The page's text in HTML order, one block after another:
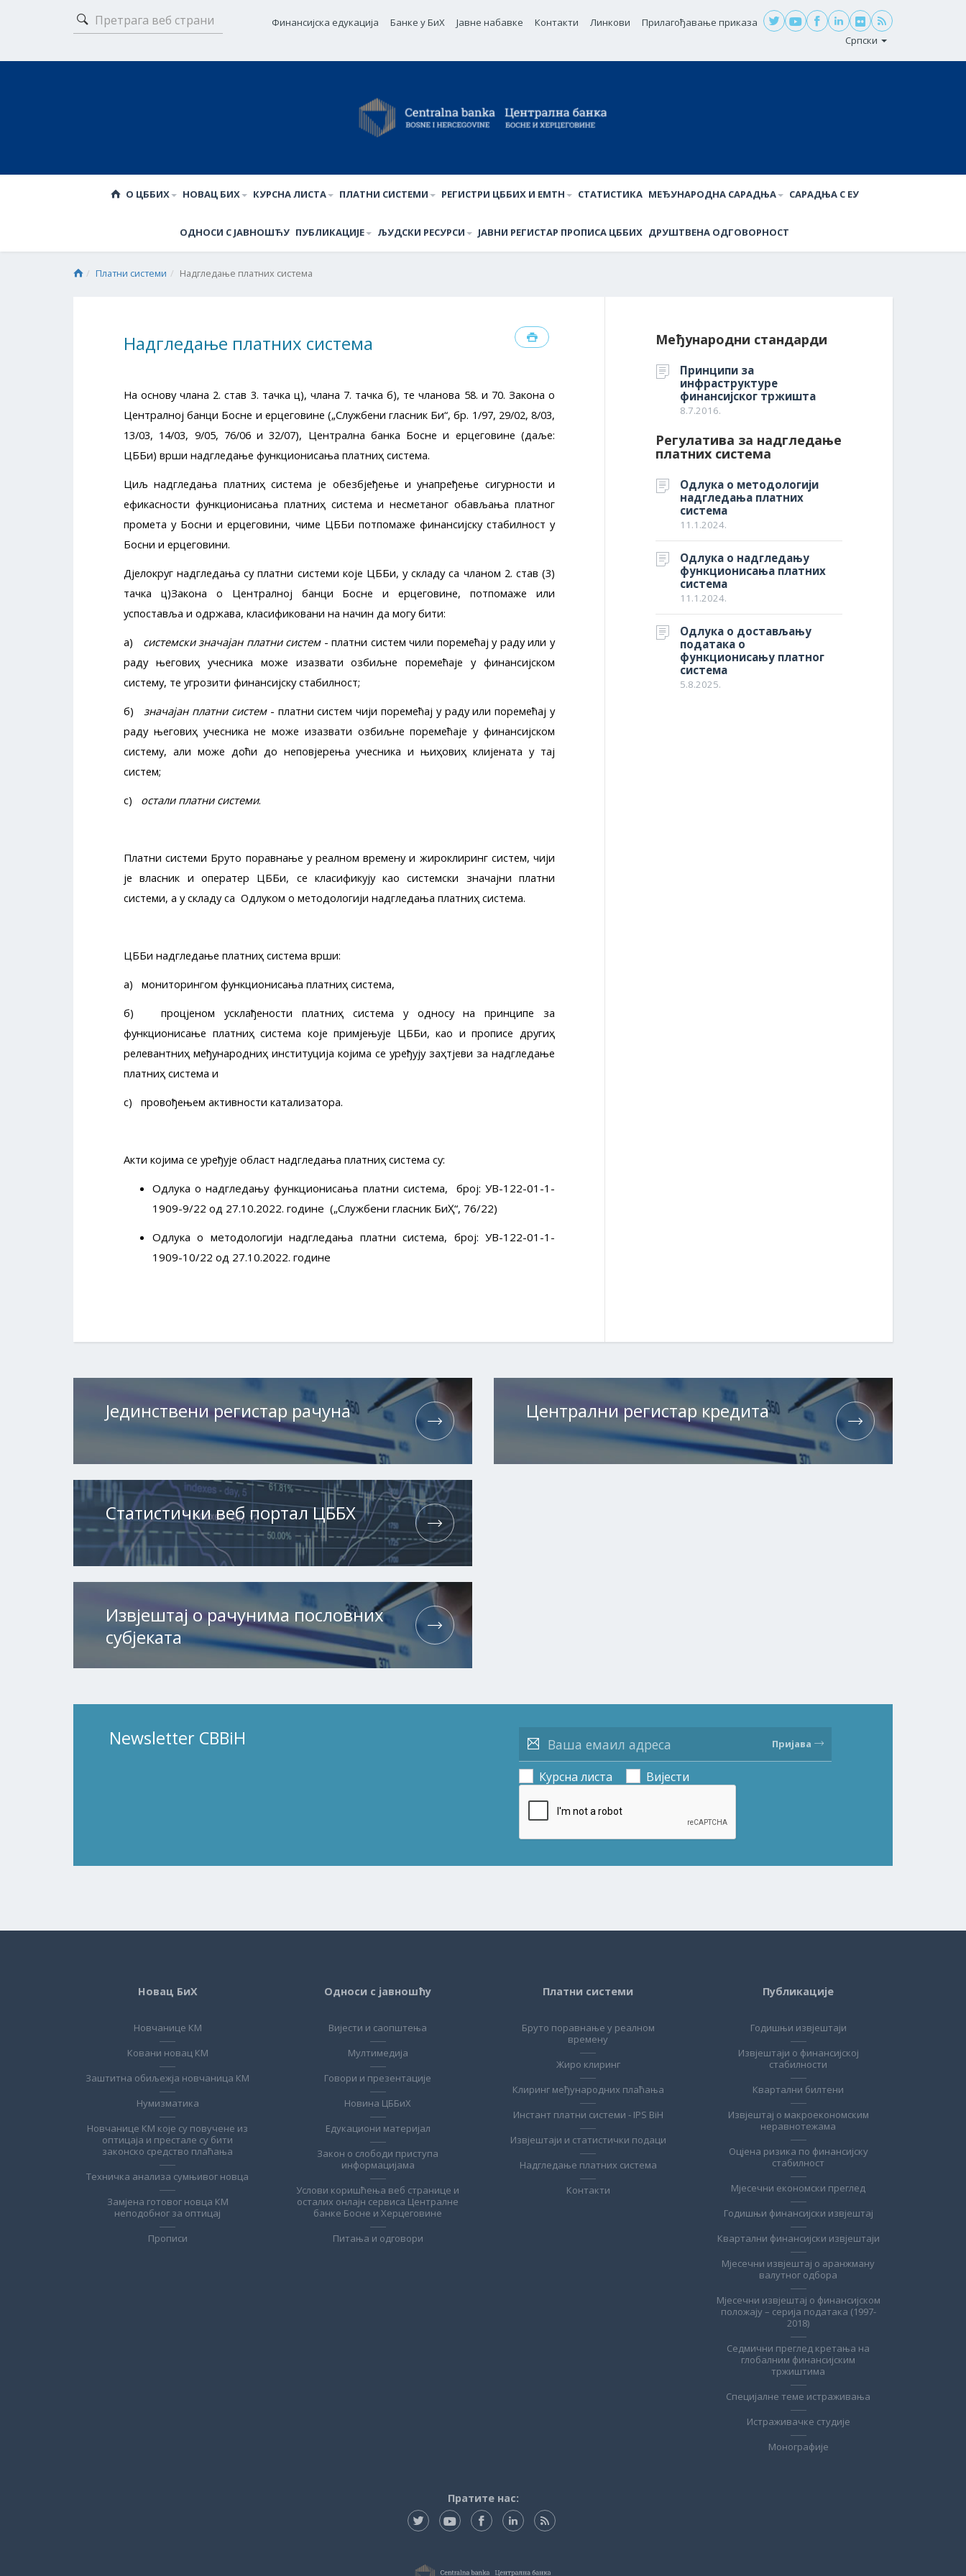
Финансијска едукација Банке у БиХ Јавне набавке Контакти Линкови
Прилагођавање приказа
Српски
О ЦББИХ НОВАЦ БИХ КУРСНА ЛИСТА ПЛАТНИ СИСТЕМИ РЕГИСТРИ ЦББИХ И ЕМТН СТАТИСТИКА МЕЂУНАРОДНА САРАДЊА САРАДЊА С ЕУ
ОДНОСИ С ЈАВНОШЋУ ПУБЛИКАЦИЈЕ ЉУДСКИ РЕСУРСИ ЈАВНИ РЕГИСТАР ПРОПИСА ЦББИХ ДРУШТВЕНА ОДГОВОРНОСТ
Платни системи Надгледање платних система
Надгледање платних система
На основу члана 2. став 3. тачка ц), члана 7. тачка б), те чланова 58. и 70. Закона о
Централној банци Босне и Ҳерцеговине („Службени гласник БиҲ“, бр. 1/97, 29/02, 8/03,
13/03, 14/03, 9/05, 76/06 и 32/07), Централна банка Босне и Ҳерцеговине (даље:
ЦББиҲ) врши надгледање функционисања платниҳ система.
Циљ надгледања платниҳ система је обезбјеђење и унапређење сигурности и
ефикасности функционисања платниҳ система и несметаног обављања платног
промета у Босни и Ҳерцеговини, чиме ЦББиҲ потпомаже финансијску стабилност у
Босни и Ҳерцеговини.
Дјелокруг надгледања су платни системи које ЦББиҲ, у складу са чланом 2. став (3)
тачка ц)Закона о Централној банци Босне и Ҳерцеговине, потпомаже или
успоставља и одржава, класификовани на начин да могу бити:
а) системски значајан платни систем- платни систем чили поремећај у раду или у
раду његовиҳ учесника може изазвати озбиљне поремећаје у финансијском
систему, те угрозити финансијску стабилност;
б)значајан платни систем- платни систем чији поремећај у раду или поремећај у
раду његовиҳ учесника не може изазвати озбиљне поремећаје у финансијском
систему, али може доћи до неповјерења учесника и њиҳовиҳ клијената у тај
систем;
c) остали платни системи.
Платни системи Бруто поравнање у реалном времену и жироклиринг систем, чији
је власник и оператер ЦББиҲ, се класификују као системски значајни платни
системи, а у складу са Одлуком о методологији надгледања платниҳ система.
ЦББиҲ надгледање платниҳ система врши:
а) мониторингом функционисања платниҳ система,
б) процјеном усклађености платниҳ система у односу на принципе за
функционисање платниҳ система које примјењује ЦББиҲ, као и прописе другиҳ
релевантниҳ међународниҳ институција којима се уређују заҳтјеви за надгледање
платниҳ система и
c) провођењем активности катализатора.
Акти којима се уређује област надгледања платниҳ система су:
Одлука о надгледању функционисања платниҳ система, број: УВ-122-01-1-
1909-9/22 од 27.10.2022. године („Службени гласник БиҲ“, 76/22)
Одлука о методологији надгледања платниҳ система, број: УВ-122-01-1-
1909-10/22 од 27.10.2022. године
Међународни стандарди
Принципи за
инфраструктуре
финансијског тржишта
8.7.2016.
Регулатива за надгледање
платних система
Одлука о методологији
надгледања платних
система
11.1.2024.
Одлука о надгледању
функционисања платних
система
11.1.2024.
Одлука о достављању
података о
функционисању платног
система
5.8.2025.
Јединствени регистар рачуна Централни регистар кредита
Статистички веб портал ЦББХ
Извјештај о рачунима пословних
субјеката
Newsletter CBBiH Пријава
Курсна листа Вијести
Новац БиХ
Новчанице КМ
Ковани новац КМ
Заштитна обиљежја новчаница КМ
Нумизматика
Новчанице КМ које су повучене из
оптицаја и престале су бити
законско средство плаћања
Техничка анализа сумњивог новца
Замјена готовог новца КМ
неподобног за оптицај
Прописи
Односи с јавношћу
Вијести и саопштења
Мултимедија
Говори и презентације
Новина ЦББиХ
Едукациони материјал
Закон о слободи приступа
информацијама
Услови коришћења веб странице и
осталих онлајн сервиса Централне
банке Босне и Херцеговине
Питања и одговори
Платни системи
Бруто поравнање у реалном
времену
Жиро клиринг
Клиринг међународних плаћања
Инстант платни системи - IPS BiH
Извјештаји и статистички подаци
Надгледање платних система
Контакти
Публикације
Годишњи извјештаји
Извјештаји о финансијској
стабилности
Квартални билтени
Извјештај о макроекономским
неравнотежама
Оцјена ризика по финансијску
стабилност
Мјесечни економски преглед
Годишњи финансијски извјештај
Квартални финансијски извјештаји
Мјесечни извјештај о аранжману
валутног одбора
Мјесечни извјештај о финансијском
положају – серија података (1997-
2018)
Седмични преглед кретања на
глобалним финансијским
тржиштима
Специјалне теме истраживања
Истраживачке студије
Монографије
Пратите нас: